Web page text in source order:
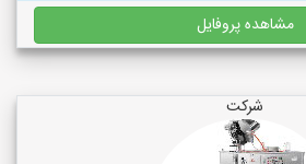
مشاهده پروفایل
شرکت